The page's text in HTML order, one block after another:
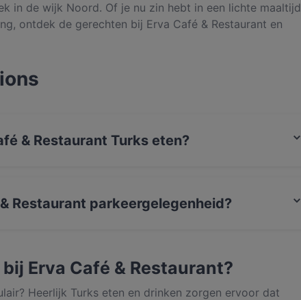
in de wijk Noord. Of je nu zin hebt in een lichte maaltijd
ontdek de gerechten bij Erva Café & Restaurant en
& Restaurant Turks eten?
Restaurant parkeergelegenheid?
Erva Café & Restaurant?
Heerlijk Turks eten en drinken zorgen ervoor dat